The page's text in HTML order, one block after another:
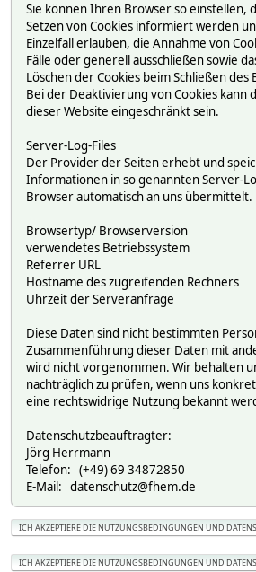
Sie können Ihren Browser so einstellen,
Setzen von Cookies informiert werden
Einzelfall erlauben, die Annahme von
Fälle oder generell ausschließen sowie
Löschen der Cookies beim Schließen
Bei der Deaktivierung von Cookies kann
dieser Website eingeschränkt sein.
Server-Log-Files
Der Provider der Seiten erhebt und
Informationen in so genannten Server-
Browser automatisch an uns übermittelt.
Browsertyp/ Browserversion
verwendetes Betriebssystem
Referrer URL
Hostname des zugreifenden Rechners
Uhrzeit der Serveranfrage
Diese Daten sind nicht bestimmten
Zusammenführung dieser Daten mit
wird nicht vorgenommen. Wir behalten
nachträglich zu prüfen, wenn uns
eine rechtswidrige Nutzung bekannt
Datenschutzbeauftragter:
Jörg Herrmann
Telefon: (+49) 69 34872850
E-Mail: datenschutz@fhem.de